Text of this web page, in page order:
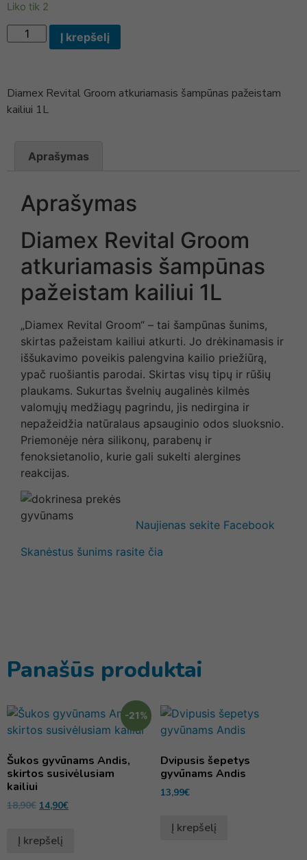
Liko tik 2
Į krepšelį
Diamex Revital Groom atkuriamasis šampūnas pažeistam
kailiui 1L
Aprašymas
Aprašymas
Diamex Revital Groom
atkuriamasis šampūnas
pažeistam kailiui 1L
„Diamex Revital Groom“ – tai šampūnas šunims,
skirtas pažeistam kailiui atkurti. Jo drėkinamasis ir
iššukavimo poveikis palengvina kailio priežiūrą,
ypač ruošiantis parodai. Skirtas visų tipų ir rūšių
plaukams. Sukurtas švelnių augalinės kilmės
valomųjų medžiagų pagrindu, jis nedirgina ir
nepažeidžia natūralaus apsauginio odos sluoksnio.
Priemonėje nėra silikonų, parabenų ir
fenoksietanolio, kurie gali sukelti alergines
reakcijas.
Naujienas sekite Facebook
Skanėstus šunims rasite čia
Panašūs produktai
-21%
Šukos gyvūnams Andis,
skirtos susivėlusiam
kailiui
18,90€ 14,90€
Į krepšelį
Dvipusis šepetys
gyvūnams Andis
13,99€
Į krepšelį